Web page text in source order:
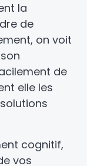
la
de
on voit
de
elle les
cognitif,
vos